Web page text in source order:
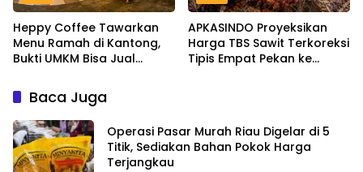
Heppy Coffee Tawarkan
Menu Ramah di Kantong,
Bukti UMKM Bisa Jual
Kualitas
APKASINDO Proyeksikan
Harga TBS Sawit Terkoreksi
Tipis Empat Pekan ke
Baca Juga
Operasi Pasar Murah Riau Digelar di 5
Titik, Sediakan Bahan Pokok Harga
Terjangkau